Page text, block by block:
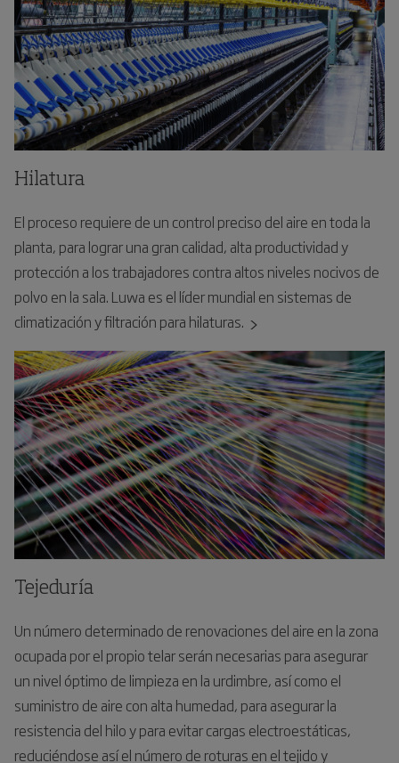
Hilatura
El proceso requiere de un control preciso del aire en toda la
planta, para lograr una gran calidad, alta productividad y
protección a los trabajadores contra altos niveles nocivos de
polvo en la sala. Luwa es el líder mundial en sistemas de
climatización y filtración para hilaturas.
Tejeduría
Un número determinado de renovaciones del aire en la zona
ocupada por el propio telar serán necesarias para asegurar
un nivel óptimo de limpieza en la urdimbre, así como el
suministro de aire con alta humedad, para asegurar la
resistencia del hilo y para evitar cargas electroestáticas,
reduciéndose así el número de roturas en el tejido y